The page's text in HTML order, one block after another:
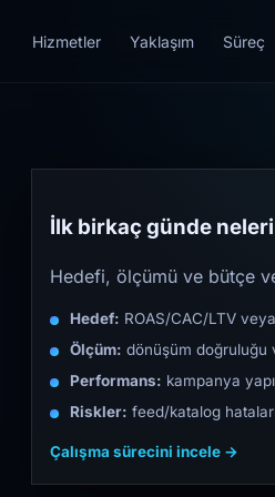
Hizmetler Yaklaşım Süreç
İlk birkaç günde
Hedefi, ölçümü ve bütçe
Hedef: ROAS/CAC/LTV
Ölçüm: dönüşüm doğruluğu
Performans: kampanya
Riskler: feed/katalog
Çalışma sürecini incele →